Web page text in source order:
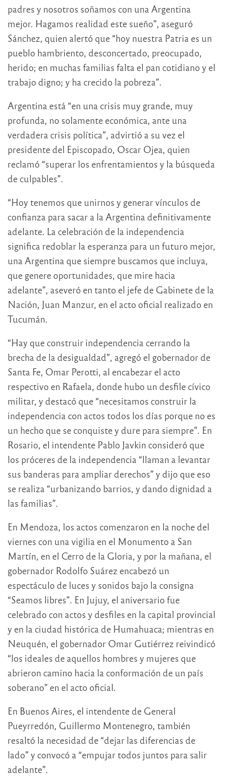
padres y nosotros soñamos con una Argentina
mejor. Hagamos realidad este sueño”, aseguró
Sánchez, quien alertó que “hoy nuestra Patria es un
pueblo hambriento, desconcertado, preocupado,
herido; en muchas familias falta el pan cotidiano y el
trabajo digno; y ha crecido la pobreza”.
Argentina está “en una crisis muy grande, muy
profunda, no solamente económica, ante una
verdadera crisis política”, advirtió a su vez el
presidente del Episcopado, Oscar Ojea, quien
reclamó “superar los enfrentamientos y la búsqueda
de culpables”.
“Hoy tenemos que unirnos y generar vínculos de
confianza para sacar a la Argentina definitivamente
adelante. La celebración de la independencia
significa redoblar la esperanza para un futuro mejor,
una Argentina que siempre buscamos que incluya,
que genere oportunidades, que mire hacia
adelante”, aseveró en tanto el jefe de Gabinete de la
Nación, Juan Manzur, en el acto oficial realizado en
Tucumán.
“Hay que construir independencia cerrando la
brecha de la desigualdad”, agregó el gobernador de
Santa Fe, Omar Perotti, al encabezar el acto
respectivo en Rafaela, donde hubo un desfile cívico
militar, y destacó que “necesitamos construir la
independencia con actos todos los días porque no es
un hecho que se conquiste y dure para siempre”. En
Rosario, el intendente Pablo Javkin consideró que
los próceres de la independencia “llaman a levantar
sus banderas para ampliar derechos” y dijo que eso
se realiza “urbanizando barrios, y dando dignidad a
las familias”.
En Mendoza, los actos comenzaron en la noche del
viernes con una vigilia en el Monumento a San
Martín, en el Cerro de la Gloria, y por la mañana, el
gobernador Rodolfo Suárez encabezó un
espectáculo de luces y sonidos bajo la consigna
“Seamos libres”. En Jujuy, el aniversario fue
celebrado con actos y desfiles en la capital provincial
y en la ciudad histórica de Humahuaca; mientras en
Neuquén, el gobernador Omar Gutiérrez reivindicó
“los ideales de aquellos hombres y mujeres que
abrieron camino hacia la conformación de un país
soberano” en el acto oficial.
En Buenos Aires, el intendente de General
Pueyrredón, Guillermo Montenegro, también
resaltó la necesidad de “dejar las diferencias de
lado” y convocó a “empujar todos juntos para salir
adelante”.